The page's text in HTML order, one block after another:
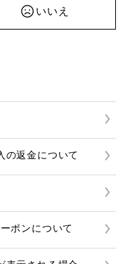
いいえ
の返金について
ポンについて